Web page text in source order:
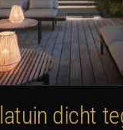
dicht